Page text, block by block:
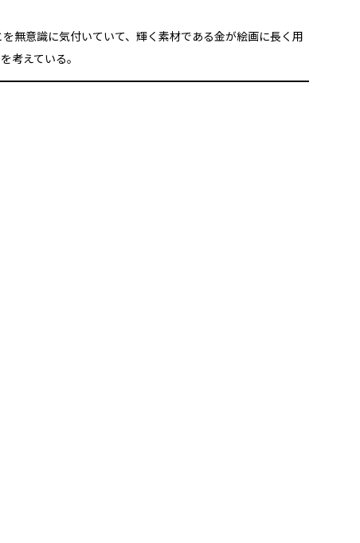
無意識に気付いていて、輝く素材である金が絵画に長く用
考えている。